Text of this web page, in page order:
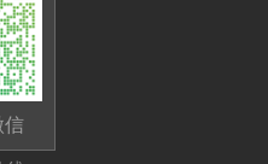
信